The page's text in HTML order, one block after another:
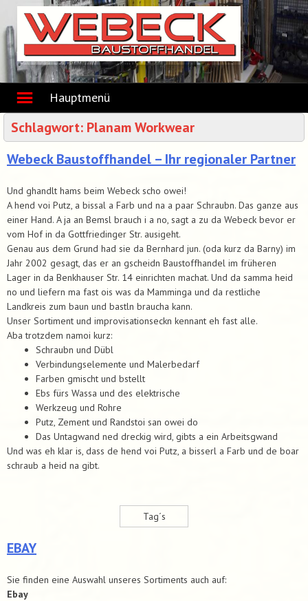
content
Hauptmenü
Schlagwort: Planam Workwear
Webeck Baustoffhandel – Ihr regionaler Partner
Und ghandlt hams beim Webeck scho owei!
A hend voi Putz, a bissal a Farb und na a paar Schraubn. Das ganze aus
einer Hand. A ja an Bemsl brauch i a no, sagt a zu da Webeck bevor er
vom Hof in da Gottfriedinger Str. ausigeht.
Genau aus dem Grund had sie da Bernhard jun. (oda kurz da Barny) im
Jahr 2002 gesagt, das er an gscheidn Baustoffhandel im früheren
Lager in da Benkhauser Str. 14 einrichten machat. Und da samma heid
no und liefern ma fast ois was da Mamminga und da restliche
Landkreis zum baun und bastln braucha kann.
Unser Sortiment und improvisationseckn kennant eh fast alle.
Aba trotzdem namoi kurz:
Schraubn und Dübl
Verbindungselemente und Malerbedarf
Farben gmischt und bstellt
Ebs fürs Wassa und des elektrische
Werkzeug und Rohre
Putz, Zement und Randstoi san owei do
Das Untagwand ned dreckig wird, gibts a ein Arbeitsgwand
Und was eh klar is, dass de hend voi Putz, a bisserl a Farb und de boar
schraub a heid na gibt.
Tag´s
EBAY
Sie finden eine Auswahl unseres Sortiments auch auf:
Ebay